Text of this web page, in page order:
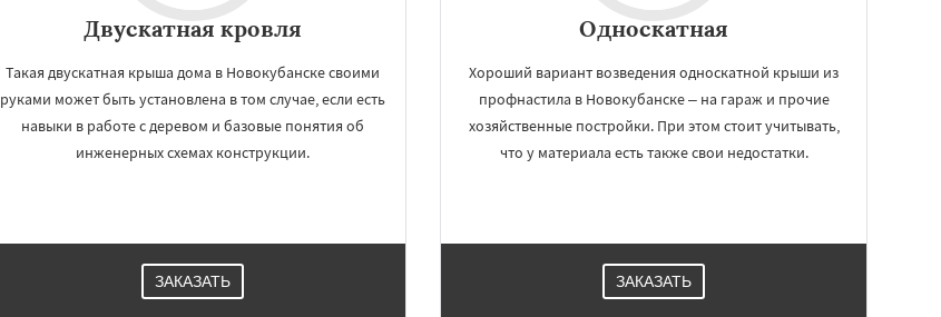
Двускатная кровля
Такая двускатная крыша дома в Новокубанске своими
руками может быть установлена в том случае, если есть
навыки в работе с деревом и базовые понятия об
инженерных схемах конструкции.
ЗАКАЗАТЬ
Односкатная
Хороший вариант возведения односкатной крыши из
профнастила в Новокубанске – на гараж и прочие
хозяйственные постройки. При этом стоит учитывать,
что у материала есть также свои недостатки.
ЗАКАЗАТЬ